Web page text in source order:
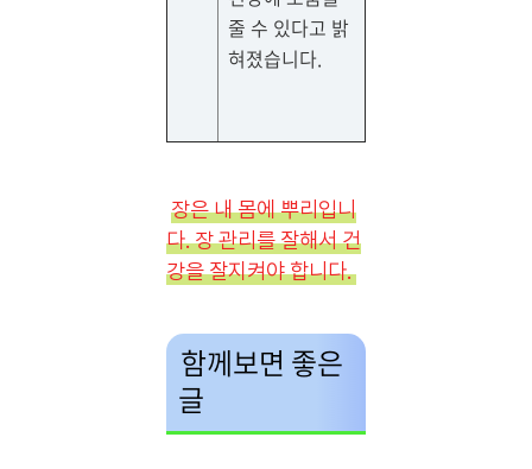
줄 수 있다고 밝
혀졌습니다.
장은 내 몸에 뿌리입니
다. 장 관리를 잘해서 건
강을 잘지켜야 합니다.
함께보면 좋은
글